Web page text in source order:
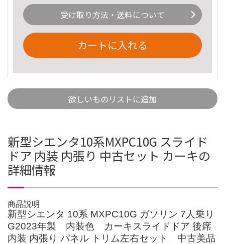
受け取り方法・送料について
カートに入れる
欲しいものリストに追加
新型シエンタ10系MXPC10G スライド
ドア 内装 内張り 中古セット カーキの
詳細情報
商品説明
新型シエンタ 10系 MXPC10G ガソリン 7人乗り
G2023年製 内装色 カーキスライドドア 後席
内装 内張り パネル トリム左右セット 中古美品